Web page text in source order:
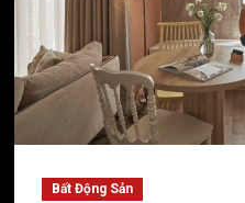
không
bao
giờ
ngủ
Bất Động Sản